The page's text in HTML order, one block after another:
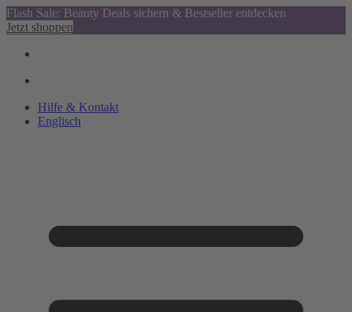
Flash Sale: Beauty Deals sichern & Bestseller entdecken
Jetzt shoppen
Hilfe & Kontakt
Englisch